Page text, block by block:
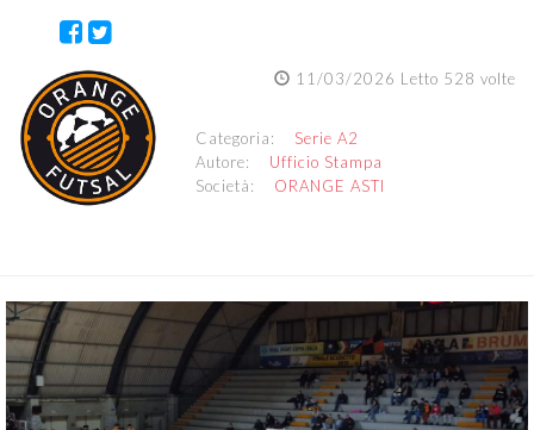
11/03/2026 Letto 528 volte
Categoria: Serie A2
Autore: Ufficio Stampa
Società: ORANGE ASTI